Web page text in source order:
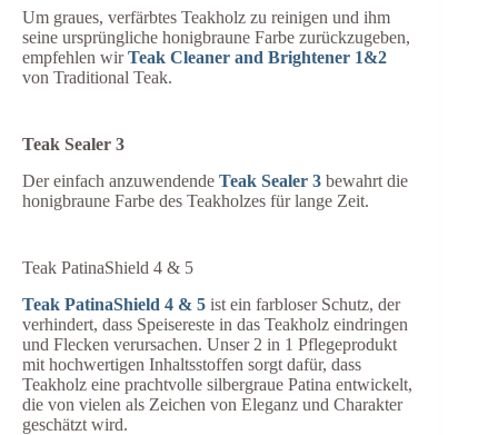
Um graues, verfärbtes Teakholz zu reinigen und ihm
seine ursprüngliche honigbraune Farbe zurückzugeben,
empfehlen wirTeak Cleaner and Brightener 1&2
von Traditional Teak.
Teak Sealer 3
Der einfach anzuwendende Teak Sealer 3 bewahrt die
honigbraune Farbe des Teakholzes für lange Zeit.
Teak PatinaShield 4 & 5
Teak PatinaShield 4 & 5 ist ein farbloser Schutz, der
verhindert, dass Speisereste in das Teakholz eindringen
und Flecken verursachen. Unser 2 in 1 Pflegeprodukt
mit hochwertigen Inhaltsstoffen sorgt dafür, dass
Teakholz eine prachtvolle silbergraue Patina entwickelt,
die von vielen als Zeichen von Eleganz und Charakter
geschätzt wird.